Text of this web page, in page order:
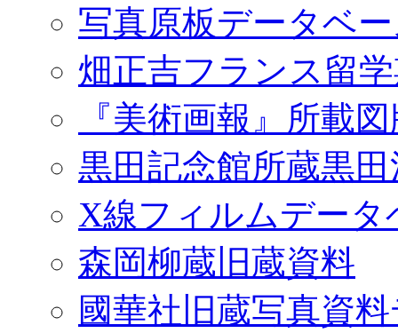
写真原板データベ
畑正吉フランス留
『美術画報』所載
黒田記念館所蔵黒
X線フィルムデータ
森岡柳蔵旧蔵資料
國華社旧蔵写真資